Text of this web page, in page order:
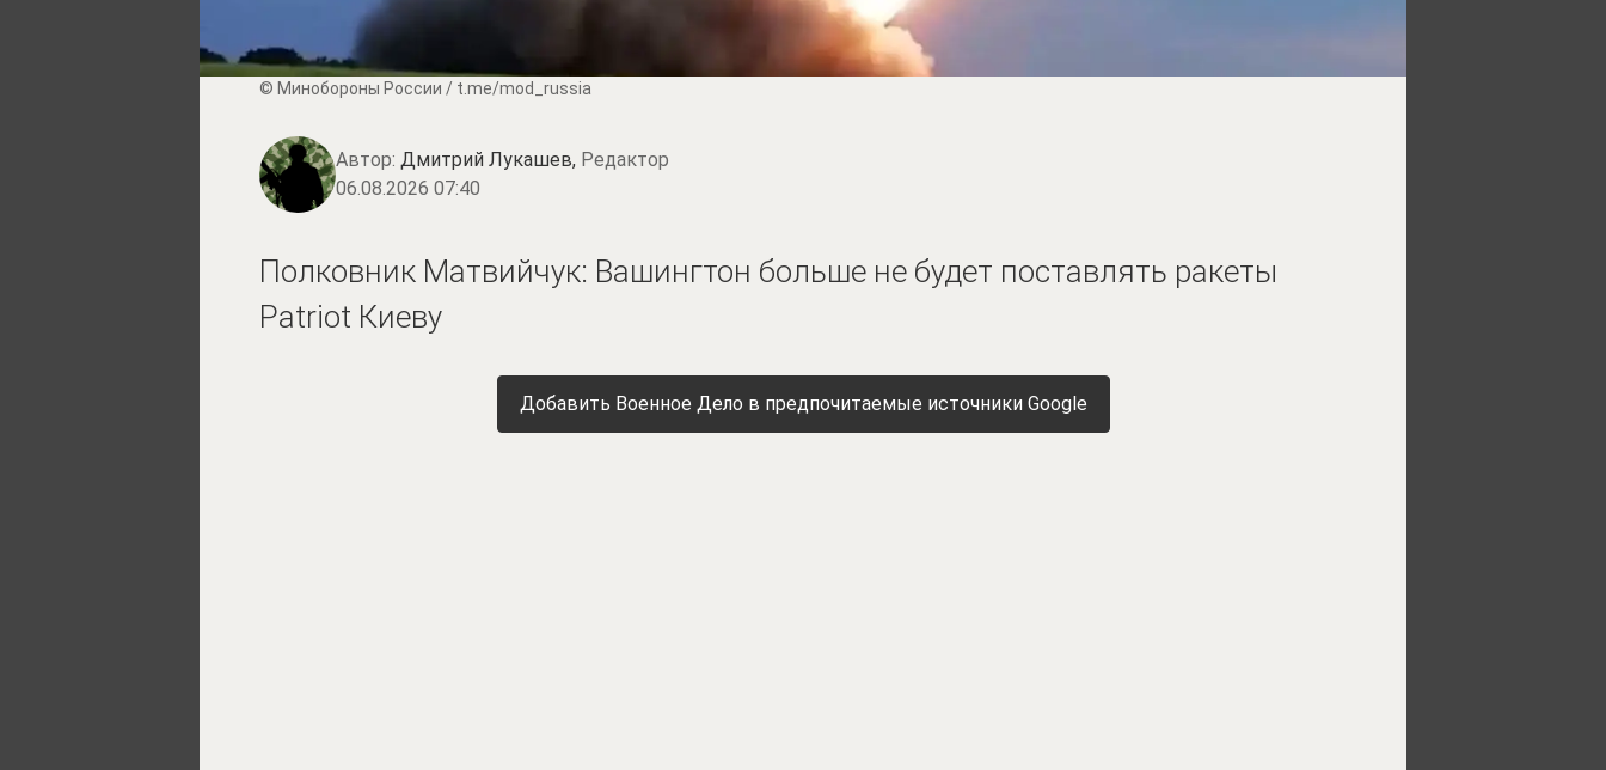
© Минобороны России / t.me/mod_russia
Автор: Дмитрий Лукашев, Редактор
06.08.2026 07:40
Полковник Матвийчук: Вашингтон больше не будет поставлять ракеты
Patriot Киеву
Добавить Военное Дело в предпочитаемые источники Google